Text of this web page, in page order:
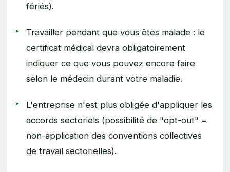
fériés).
Travailler pendant que vous êtes malade : le
certificat médical devra obligatoirement
indiquer ce que vous pouvez encore faire
selon le médecin durant votre maladie.
L'entreprise n'est plus obligée d'appliquer les
accords sectoriels (possibilité de "opt-out" =
non-application des conventions collectives
de travail sectorielles).